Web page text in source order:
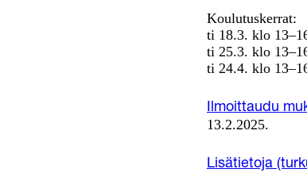
Koulutuskerrat:
ti 18.3. klo
ti 25.3. klo
ti 24.4. klo
Ilmoittaudu
13.2.2025.
Lisätietoja